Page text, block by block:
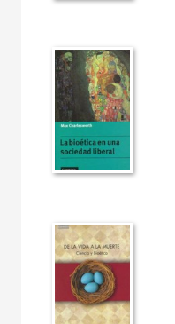
Papel
Rústica
CATÁLOGOS PDF